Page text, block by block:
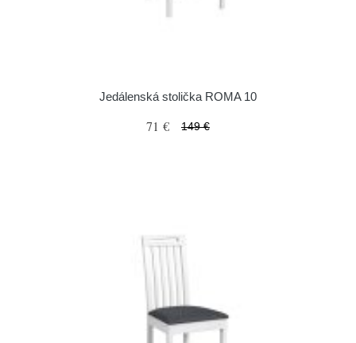
Jedálenská stolička ROMA 10
71 € 149 €